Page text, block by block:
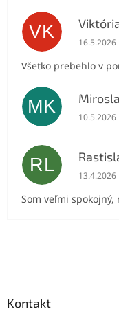
VK
16.5.2026
Všetko prebehlo v
MK
10.5.2026
RL
13.4.2026
Som veľmi
Kontakt